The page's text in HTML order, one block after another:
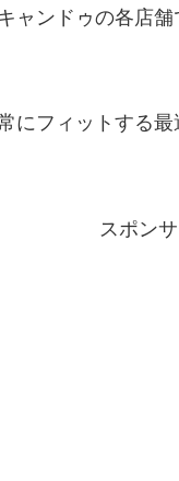
ャンドゥの各店
にフィットする
スポン